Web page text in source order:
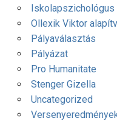
Iskolapszichológus
Ollexik Viktor
Pályaválasztás
Pályázat
Pro Humanitate
Stenger Gizella
Uncategorized